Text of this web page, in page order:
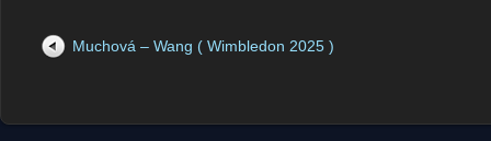
Muchová – Wang ( Wimbledon 2025 )